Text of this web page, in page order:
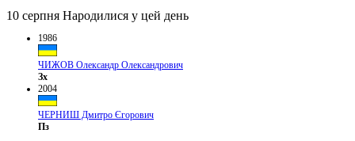
10 серпня Народилися у цей день
1986
ЧИЖОВ Олександр Олександрович
Зх
2004
ЧЕРНИШ Дмитро Єгорович
Пз